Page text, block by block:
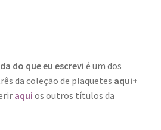
do que eu escrevi é um dos
da coleção de plaquetes aqui+
aqui os outros títulos da